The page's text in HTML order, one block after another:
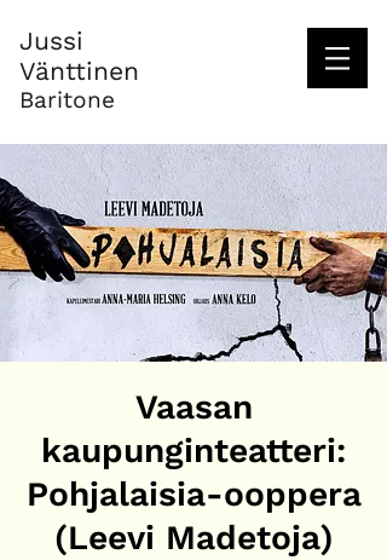
Jussi
Vänttinen
Baritone
Vaasan
kaupunginteatteri:
Pohjalaisia-ooppera
(Leevi Madetoja)